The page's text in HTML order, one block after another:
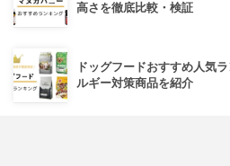
高さを徹底比較・検証
ドッグフードおすすめ人気
ルギー対策商品を紹介